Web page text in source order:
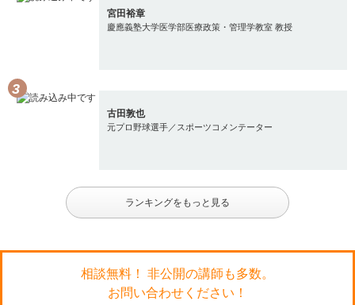
宮田裕章
慶應義塾大学医学部医療政策・管理学教室 教授
古田敦也
元プロ野球選手／スポーツコメンテーター
ランキングをもっと見る
相談無料！ 非公開の講師も多数。
お問い合わせください！